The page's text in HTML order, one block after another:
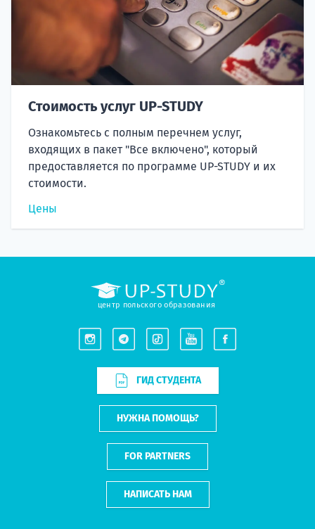
Стоимость услуг UP-STUDY
Ознакомьтесь с полным перечнем услуг,
входящих в пакет "Все включено", который
предоставляется по программе UP-STUDY и их
стоимости.
Цены
центр польского образования
ГИД СТУДЕНТА
НУЖНА ПОМОЩЬ?
FOR PARTNERS
НАПИСАТЬ НАМ